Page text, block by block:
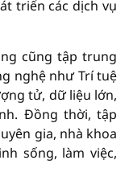
triển các dịch vụ
cũng tập trung
nghệ như Trí tuệ
tử, dữ liệu lớn,
Đồng thời, tập
gia, nhà khoa
sống, làm việc,